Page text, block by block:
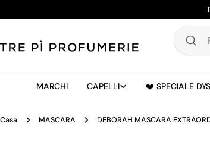
al
Ricerca
20.000
MARCHI CAPELLI ❤️ SPECIALE
Casa MASCARA DEBORAH MASCARA